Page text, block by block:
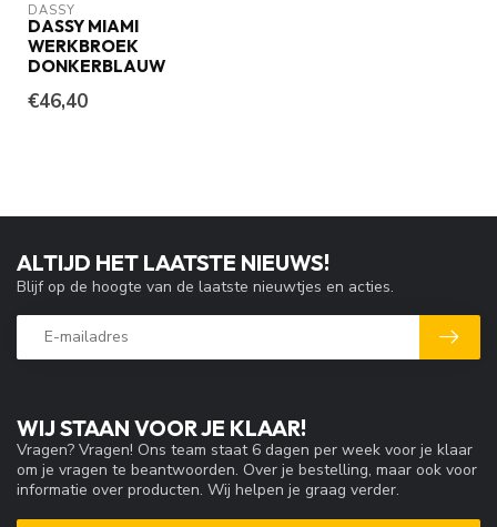
DASSY
DASSY MIAMI
WERKBROEK
DONKERBLAUW
€46,40
WIJ STAAN VOOR JE KLAAR!
Vragen? Vragen! Ons team staat 6 dagen per week voor je klaar
om je vragen te beantwoorden. Over je bestelling, maar ook voor
informatie over producten. Wij helpen je graag verder.
ALTIJD HET LAATSTE NIEUWS!
Blijf op de hoogte van de laatste nieuwtjes en acties.